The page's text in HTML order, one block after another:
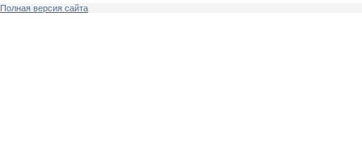
Полная версия сайта